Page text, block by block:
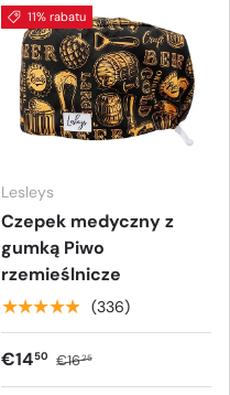
11% rabatu
Lesleys
Czepek medyczny z
gumką Piwo
rzemieślnicze
★★★★★ (336)
€1450 €1625